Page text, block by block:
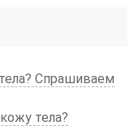
Спрашиваем
тела?